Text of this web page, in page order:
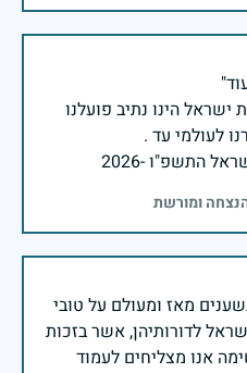
הינו נתיב פועלנו
התשפ"ו -2026
ומורשת
מאז ומעולם על טובי
לדורותיהן, אשר בזכות
אנו מצליחים לעמוד